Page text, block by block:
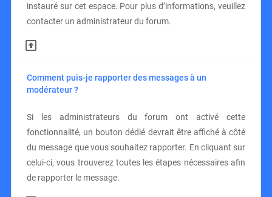
instauré sur cet espace. Pour plus d’informations, veuillez
contacter un administrateur du forum.
Comment puis-je rapporter des messages à un
modérateur ?
Si les administrateurs du forum ont activé cette
fonctionnalité, un bouton dédié devrait être affiché à côté
du message que vous souhaitez rapporter. En cliquant sur
celui-ci, vous trouverez toutes les étapes nécessaires afin
de rapporter le message.